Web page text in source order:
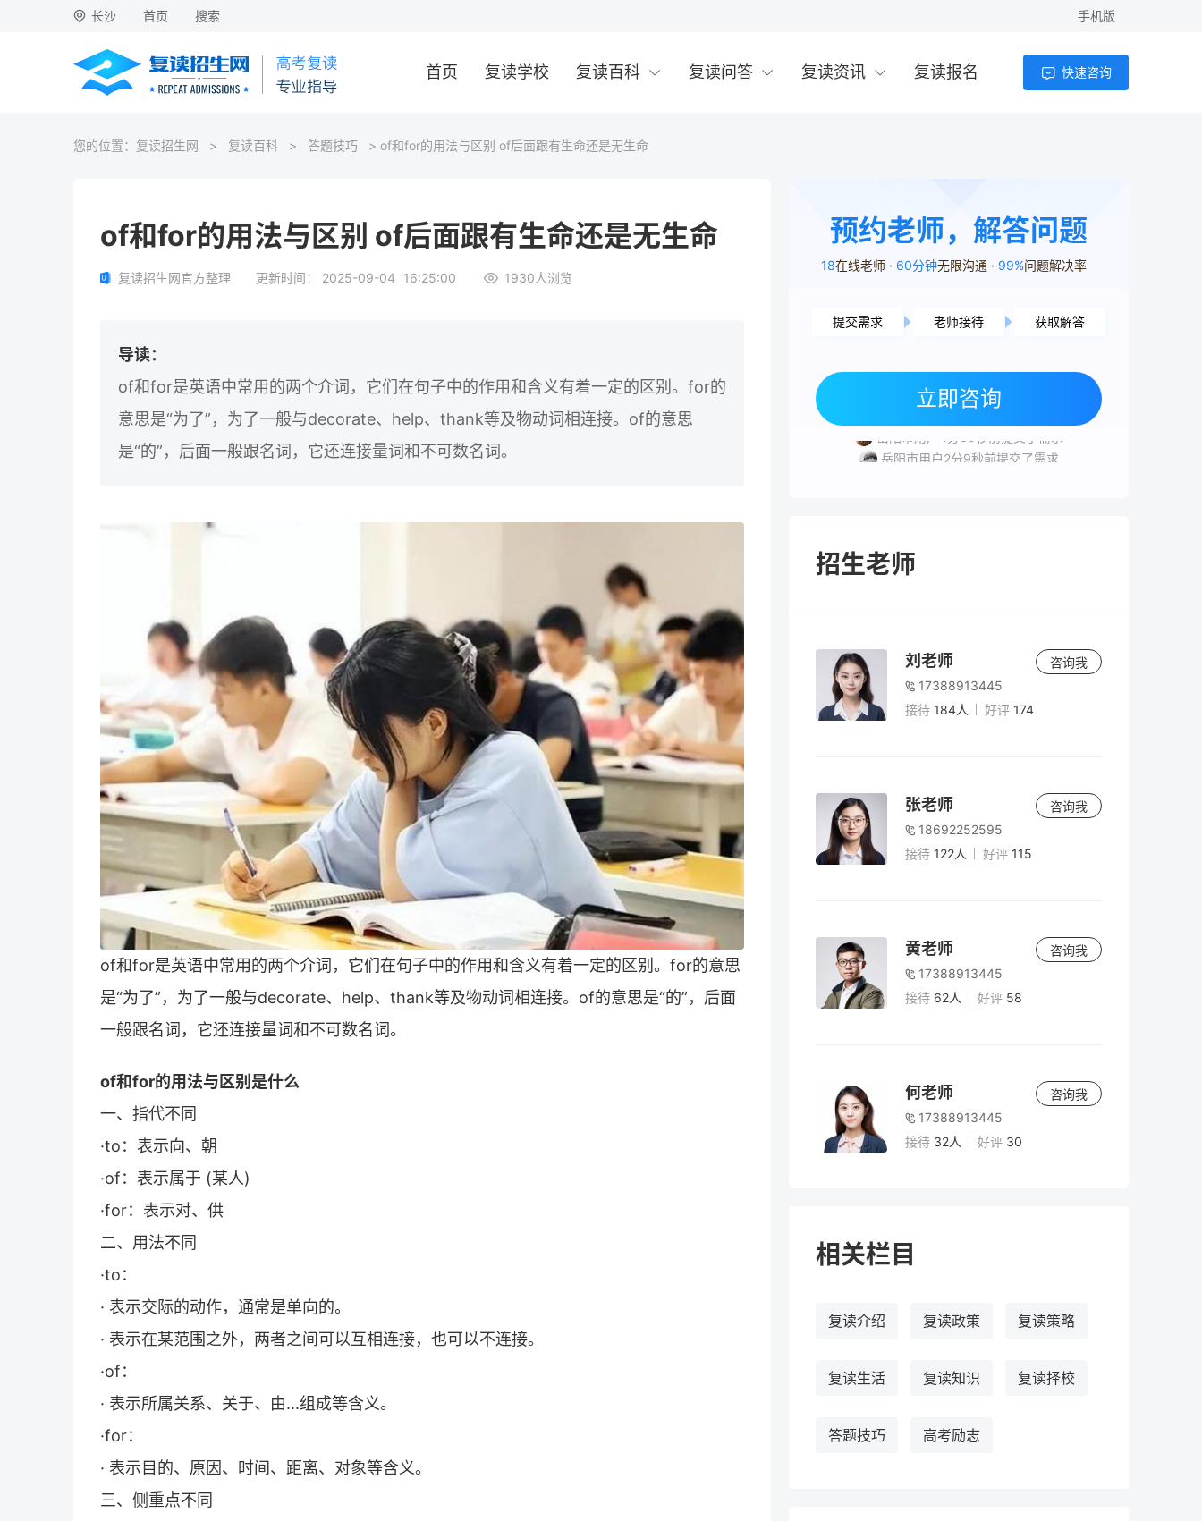
长沙 首页 搜索 手机版
首页 复读学校 复读百科 复读问答 复读资讯 复读报名 快速咨询
您的位置： 复读招生网 > 复读百科 > 答题技巧 > of和for的用法与区别 of后面跟有生命还是无生命
of和for的用法与区别 of后面跟有生命还是无生命
复读招生网官方整理 更新时间： 2025-09-04 16:25:00 1930 人浏览
导读：
of和for是英语中常用的两个介词，它们在句子中的作用和含义有着一定的区别。for的
意思是“为了”，为了一般与decorate、help、thank等及物动词相连接。of的意思
是“的”，后面一般跟名词，它还连接量词和不可数名词。
of和for是英语中常用的两个介词，它们在句子中的作用和含义有着一定的区别。for的意思
是“为了”，为了一般与decorate、help、thank等及物动词相连接。of的意思是“的”，后面
一般跟名词，它还连接量词和不可数名词。
of和for的用法与区别是什么
一、指代不同
·to：表示向、朝
·of：表示属于 (某人)
·for：表示对、供
二、用法不同
·to：
· 表示交际的动作，通常是单向的。
· 表示在某范围之外，两者之间可以互相连接，也可以不连接。
·of：
· 表示所属关系、关于、由...组成等含义。
·for：
· 表示目的、原因、时间、距离、对象等含义。
三、侧重点不同
预约老师，解答问题
18在线老师 60分钟无限沟通 99%问题解决率
提交需求 老师接待 获取解答
立即咨询
常德市用户1分46秒前提交了需求
益阳市用户6分31秒前提交了需求
岳阳市用户4分35秒前提交了需求
岳阳市用户2分9秒前提交了需求
招生老师
刘老师
17388913445
接待 184人 好评 174
咨询我
张老师
18692252595
接待 122人 好评 115
咨询我
黄老师
17388913445
接待 62人 好评 58
咨询我
何老师
17388913445
接待 32人 好评 30
咨询我
相关栏目
复读介绍 复读政策 复读策略
复读生活 复读知识 复读择校
答题技巧 高考励志